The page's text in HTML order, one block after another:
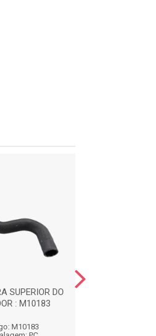
SUPERIOR DO
: M10183
M10183